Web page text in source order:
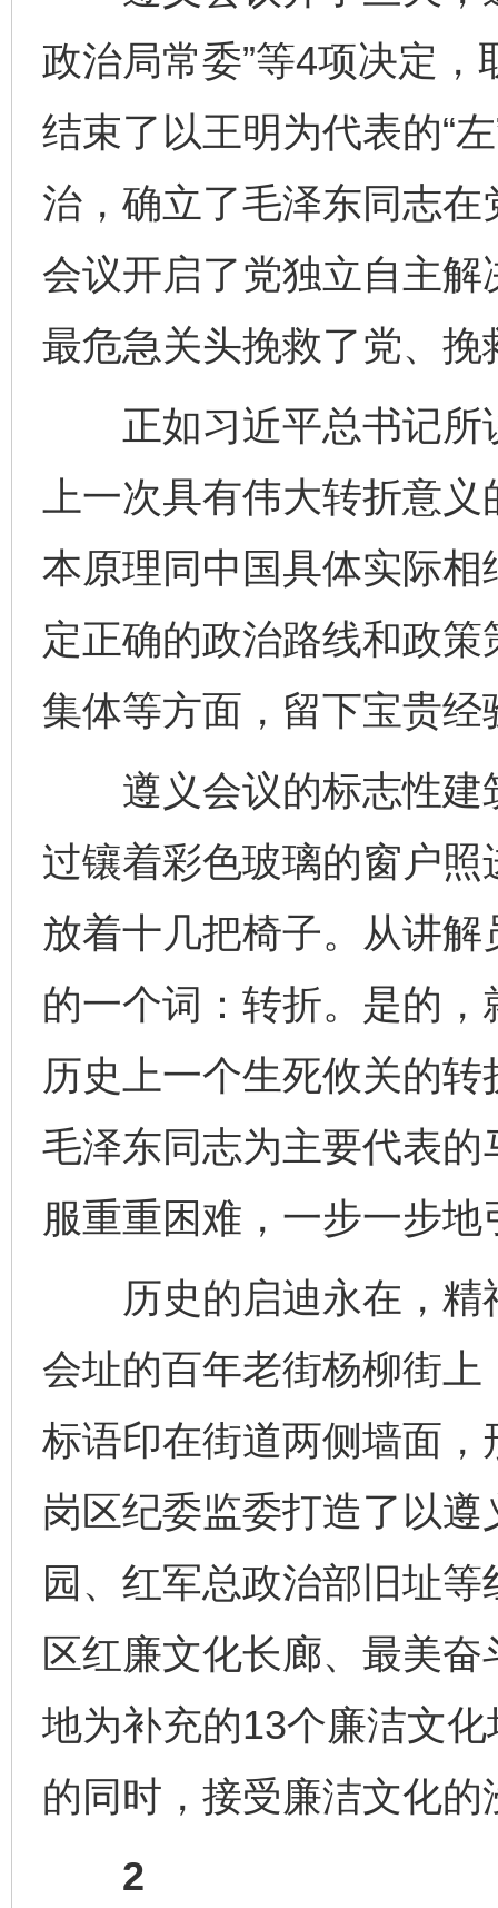
政治局常委”等4项决定
结束了以王明为代表的“
治，确立了毛泽东同志
会议开启了党独立自主
最危急关头挽救了党、
正如习近平总书记所
上一次具有伟大转折意
本原理同中国具体实际
定正确的政治路线和政
集体等方面，留下宝贵经
遵义会议的标志性建
过镶着彩色玻璃的窗户
放着十几把椅子。从讲
的一个词：转折。是的
历史上一个生死攸关的
毛泽东同志为主要代表
服重重困难，一步一步
历史的启迪永在，精
会址的百年老街杨柳街
标语印在街道两侧墙面
岗区纪委监委打造了以
园、红军总政治部旧址
区红廉文化长廊、最美
地为补充的13个廉洁文
的同时，接受廉洁文化的
2